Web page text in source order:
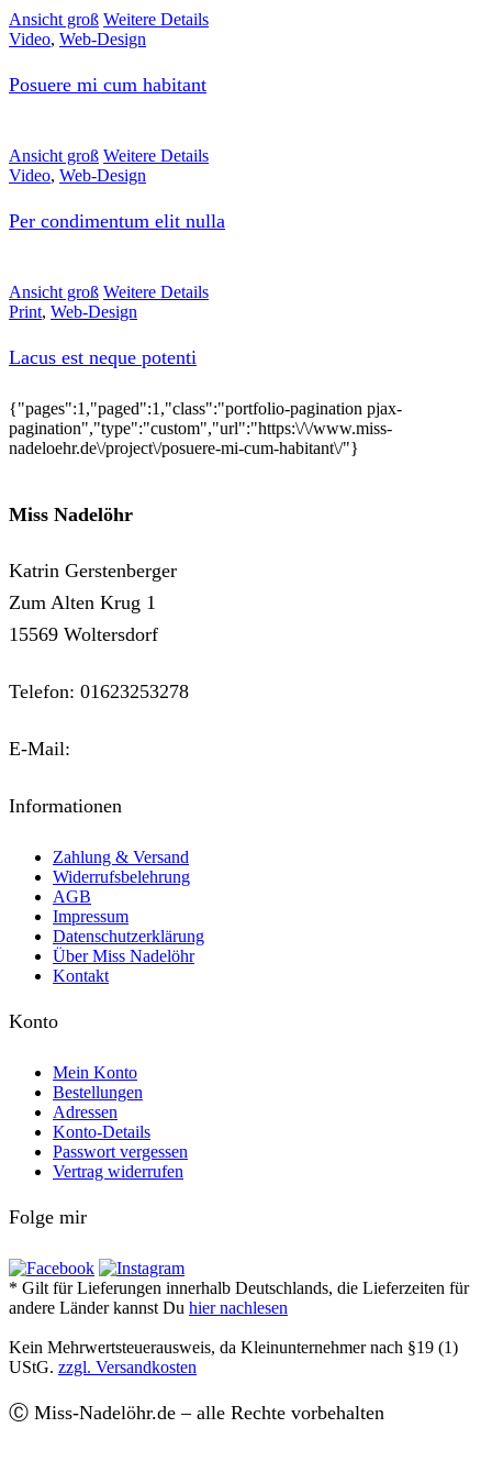
Ansicht groß Weitere Details
Video, Web-Design
Posuere mi cum habitant
Ansicht groß Weitere Details
Video, Web-Design
Per condimentum elit nulla
Ansicht groß Weitere Details
Print, Web-Design
Lacus est neque potenti
{"pages":1,"paged":1,"class":"portfolio-pagination pjax-
pagination","type":"custom","url":"https:\/\/www.miss-
nadeloehr.de\/project\/posuere-mi-cum-habitant\/"}
Miss Nadelöhr
Katrin Gerstenberger
Zum Alten Krug 1
15569 Woltersdorf
Telefon: 01623253278
E-Mail:
Informationen
Zahlung & Versand
Widerrufsbelehrung
AGB
Impressum
Datenschutzerklärung
Über Miss Nadelöhr
Kontakt
Konto
Mein Konto
Bestellungen
Adressen
Konto-Details
Passwort vergessen
Vertrag widerrufen
Folge mir
* Gilt für Lieferungen innerhalb Deutschlands, die Lieferzeiten für
andere Länder kannst Du hier nachlesen
Kein Mehrwertsteuerausweis, da Kleinunternehmer nach §19 (1)
UStG. zzgl. Versandkosten
Ⓒ Miss-Nadelöhr.de – alle Rechte vorbehalten